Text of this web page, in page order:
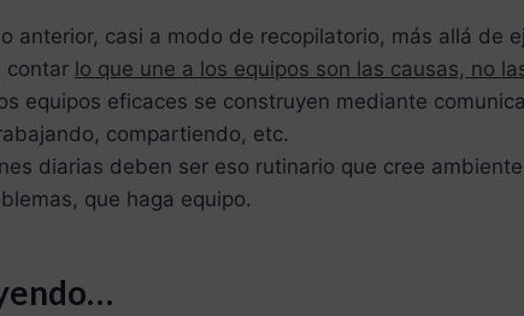
anterior, casi a modo de recopilatorio, más allá de
contar lo que une a los equipos son las causas, no
equipos eficaces se construyen mediante
compartiendo, etc.
diarias deben ser eso rutinario que cree
que haga equipo.